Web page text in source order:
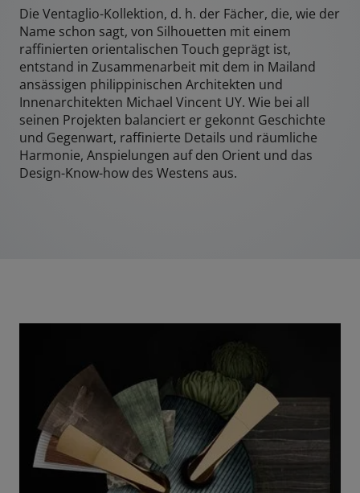
Die Ventaglio-Kollektion, d. h. der Fächer, die, wie der
Name schon sagt, von Silhouetten mit einem
raffinierten orientalischen Touch geprägt ist,
entstand in Zusammenarbeit mit dem in Mailand
ansässigen philippinischen Architekten und
Innenarchitekten Michael Vincent UY. Wie bei all
seinen Projekten balanciert er gekonnt Geschichte
und Gegenwart, raffinierte Details und räumliche
Harmonie, Anspielungen auf den Orient und das
Design-Know-how des Westens aus.